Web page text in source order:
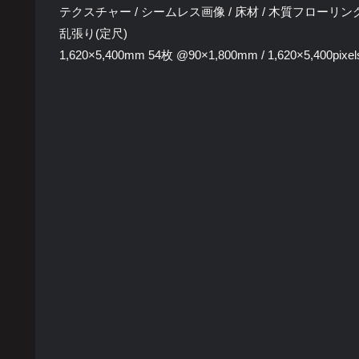
テクスチャー / シームレス画像 / 床材 / 木質フローリン
乱張り(定尺)
1,620×5,400mm 54枚 @90×1,800mm /